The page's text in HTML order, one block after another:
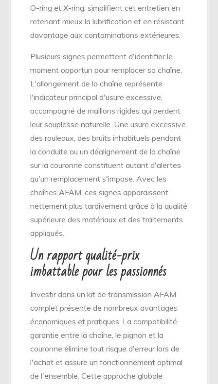
O-ring et X-ring, simplifient cet entretien en
retenant mieux la lubrification et en résistant
davantage aux contaminations extérieures.
Plusieurs signes permettent d'identifier le
moment opportun pour remplacer sa chaîne.
L'allongement de la chaîne représente
l'indicateur principal d'usure excessive,
accompagné de maillons rigides qui perdent
leur souplesse naturelle. Une usure excessive
des rouleaux, des bruits inhabituels pendant
la conduite ou un déalignement de la chaîne
sur la couronne constituent autant d'alertes
qu'un remplacement s'impose. Avec les
chaînes AFAM, ces signes apparaissent
nettement plus tardivement grâce à la qualité
supérieure des matériaux et des traitements
appliqués.
Un rapport qualité-prix
imbattable pour les passionnés
Investir dans un kit de transmission AFAM
complet présente de nombreux avantages
économiques et pratiques. La compatibilité
garantie entre la chaîne, le pignon et la
couronne élimine tout risque d'erreur lors de
l'achat et assure un fonctionnement optimal
de l'ensemble. Cette approche globale